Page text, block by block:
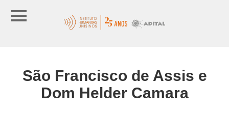
São Francisco de Assis e
Dom Helder Camara